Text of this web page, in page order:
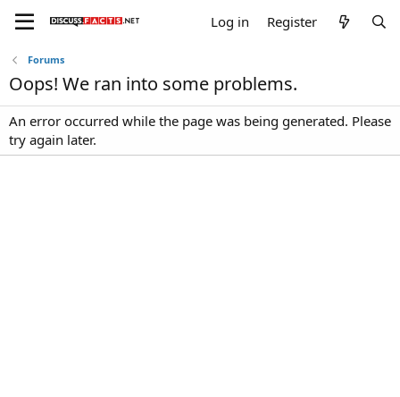
Log in Register
Forums
Oops! We ran into some problems.
An error occurred while the page was being generated. Please
try again later.